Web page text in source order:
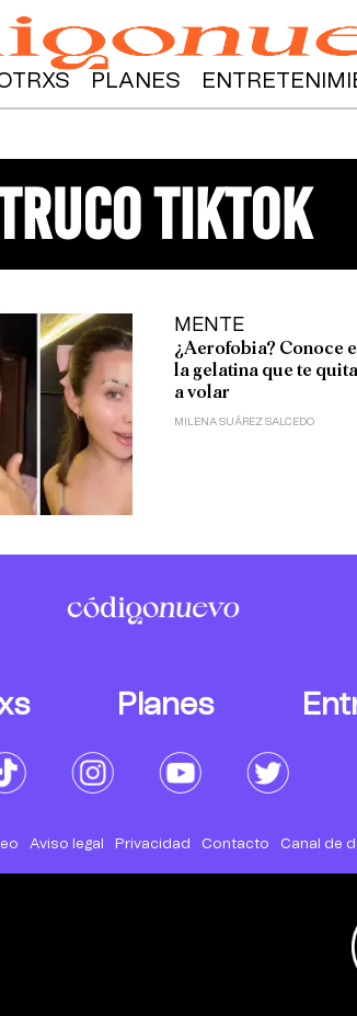
PLANES
tiktok
MENTE
¿Aerofobia? Conoce
la gelatina que te
a volar
MILENA SUÁREZ SALCEDO
Planes
Aviso legal Privacidad Contacto Canal de